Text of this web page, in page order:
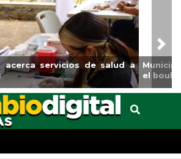
primera etapa de rehabilitación en
febrero